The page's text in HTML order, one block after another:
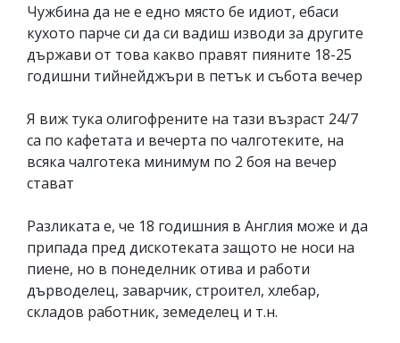
Чужбина да не е едно място бе идиот, ебаси
кухото парче си да си вадиш изводи за другите
държави от това какво правят пияните 18-25
годишни тийнейджъри в петък и събота вечер
Я виж тука олигофрените на тази възраст 24/7
са по кафетата и вечерта по чалготеките, на
всяка чалготека минимум по 2 боя на вечер
стават
Разликата е, че 18 годишния в Англия може и да
припада пред дискотеката защото не носи на
пиене, но в понеделник отива и работи
дърводелец, заварчик, строител, хлебар,
складов работник, земеделец и т.н.